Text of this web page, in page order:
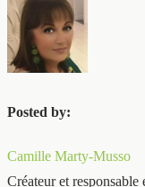
Posted by:
Camille Marty-Musso
Créateur et